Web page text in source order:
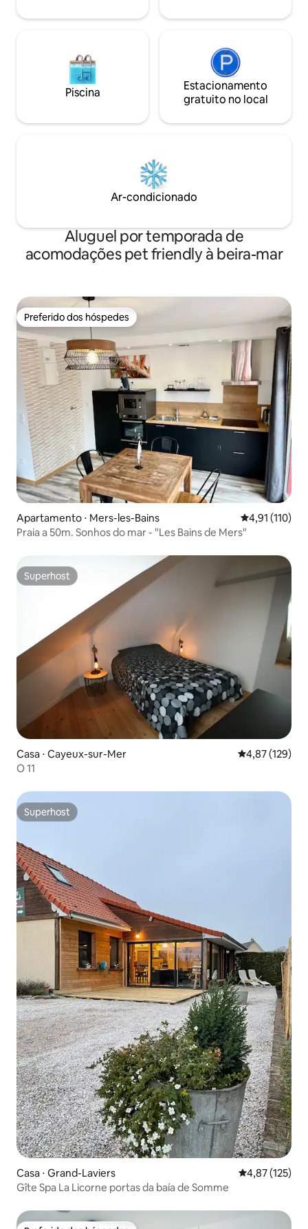
Piscina
Estacionamento
gratuito no local
Ar-condicionado
Aluguel por temporada de
acomodações pet friendly à beira-mar
Preferido dos hóspedes
Preferido dos hóspedes
Apartamento ⋅ Mers-les-Bains 4,91 de uma
4,91 (110)
Praia a 50m. Sonhos do mar - "Les Bains de Mers"
Superhost
Superhost
Casa ⋅ Cayeux-sur-Mer 4,87 de uma
4,87 (129)
O 11
Superhost
Superhost
Casa ⋅ Grand-Laviers 4,87 de uma
4,87 (125)
Gîte Spa La Licorne portas da baía de Somme